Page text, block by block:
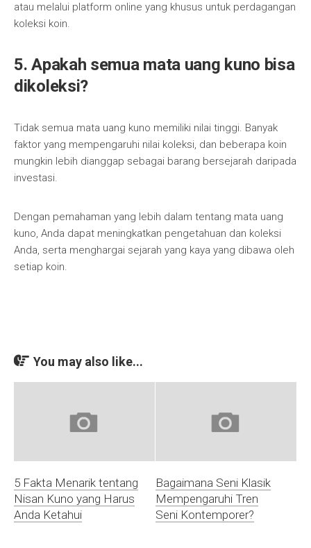
atau melalui platform online yang khusus untuk perdagangan
koleksi koin.
5. Apakah semua mata uang kuno bisa
dikoleksi?
Tidak semua mata uang kuno memiliki nilai tinggi. Banyak
faktor yang mempengaruhi nilai koleksi, dan beberapa koin
mungkin lebih dianggap sebagai barang bersejarah daripada
investasi.
Dengan pemahaman yang lebih dalam tentang mata uang
kuno, Anda dapat meningkatkan pengetahuan dan koleksi
Anda, serta menghargai sejarah yang kaya yang dibawa oleh
setiap koin.
You may also like...
5 Fakta Menarik tentang
Nisan Kuno yang Harus
Anda Ketahui
Bagaimana Seni Klasik
Mempengaruhi Tren
Seni Kontemporer?